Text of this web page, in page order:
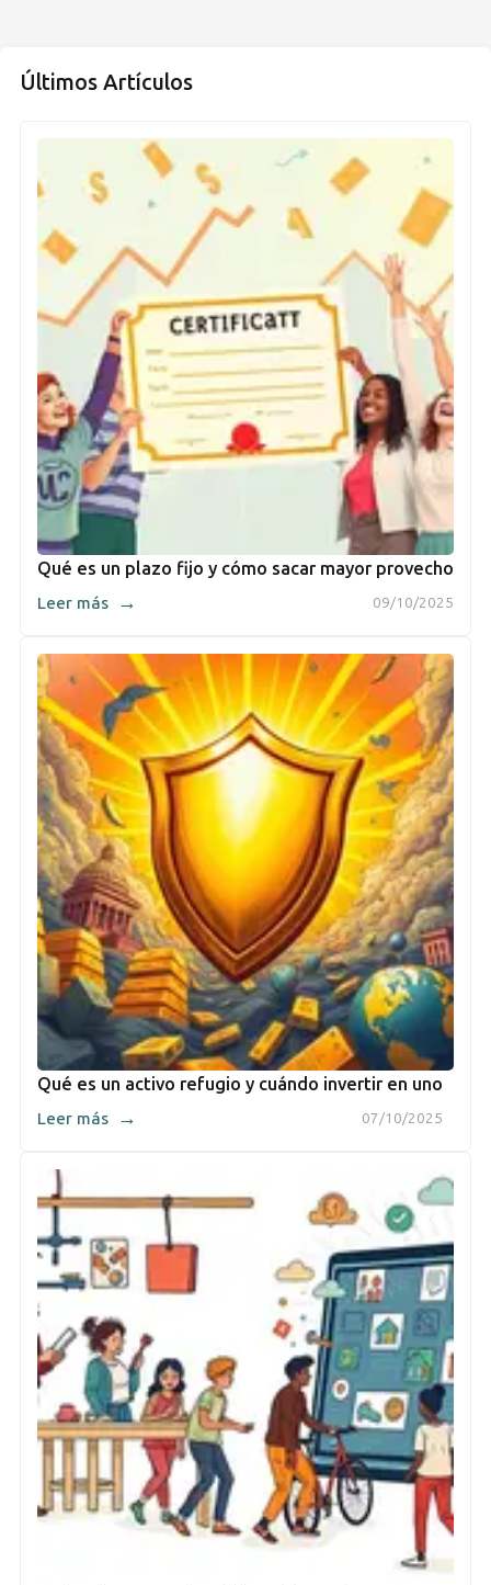
Últimos Artículos
Qué es un plazo fijo y cómo sacar mayor provecho
09/10/2025
Leer más →
Qué es un activo refugio y cuándo invertir en uno
07/10/2025
Leer más →